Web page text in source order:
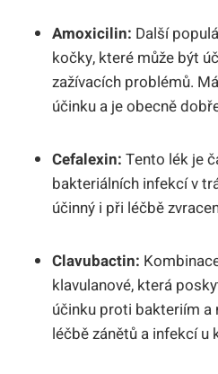
Amoxicilin: ⁢Další
kočky, ⁣které může⁣ být
zažívacích problémů.​
účinku⁣ a je obecně
Cefalexin: Tento lék je‍
bakteriálních infekcí v
účinný i při léčbě
Clavubactin:
klavulanové, která
účinku proti bakteriím a⁤
‍léčbě zánětů a ⁤infekcí u